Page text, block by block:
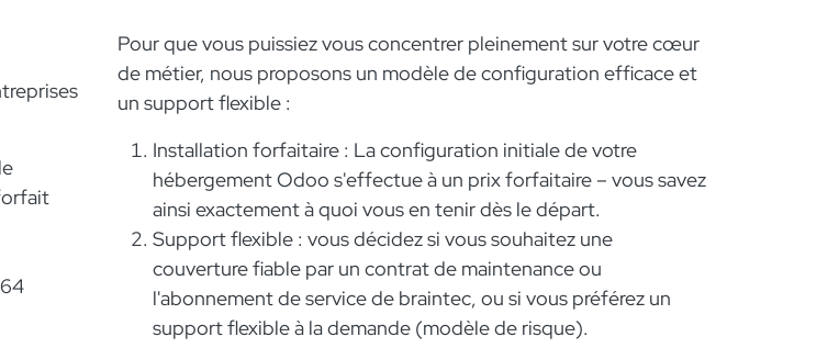
Pour que vous puissiez vous concentrer pleinement sur votre cœur
de métier, nous proposons un modèle de configuration efficace et
un support flexible :
Installation forfaitaire : La configuration initiale de votre
hébergement Odoo s'effectue à un prix forfaitaire – vous savez
ainsi exactement à quoi vous en tenir dès le départ.
Support flexible : vous décidez si vous souhaitez une
couverture fiable par un contrat de maintenance ou
l'abonnement de service de braintec, ou si vous préférez un
support flexible à la demande (modèle de risque).